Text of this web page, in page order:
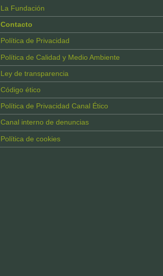
La Fundación
Contacto
Política de Privacidad
Política de Calidad y Medio Ambiente
Ley de transparencia
Código ético
Política de Privacidad Canal Ético
Canal interno de denuncias
Política de cookies